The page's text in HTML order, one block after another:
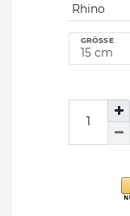
Rhino
GRÖSSE